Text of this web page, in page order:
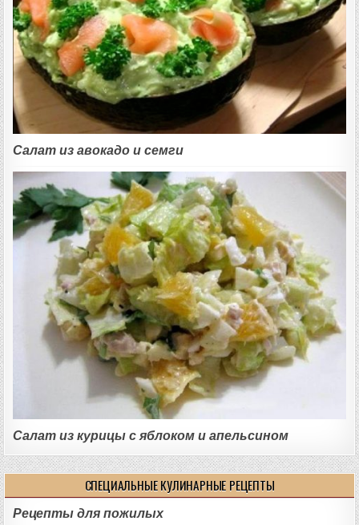
Салат из авокадо и семги
Салат из курицы с яблоком и апельсином
СПЕЦИАЛЬНЫЕ КУЛИНАРНЫЕ РЕЦЕПТЫ
Рецепты для пожилых